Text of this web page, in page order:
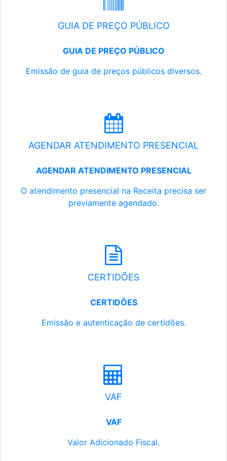
GUIA DE PREÇO PÚBLICO
GUIA DE PREÇO PÚBLICO
Emissão de guia de preços públicos diversos.
AGENDAR ATENDIMENTO PRESENCIAL
AGENDAR ATENDIMENTO PRESENCIAL
O atendimento presencial na Receita precisa ser
previamente agendado.
CERTIDÕES
CERTIDÕES
Emissão e autenticação de certidões.
VAF
VAF
Valor Adicionado Fiscal.